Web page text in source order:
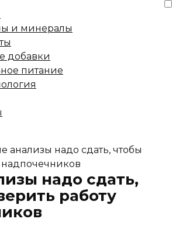
и минералы
добавки
питание
анализы надо сдать, чтобы
надпочечников
надо сдать,
работу